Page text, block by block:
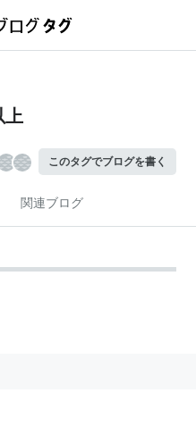
上
このタグでブログを書く
関連ブログ